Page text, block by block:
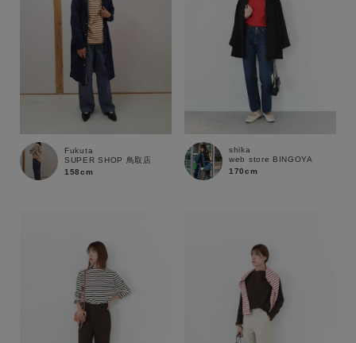
Fukuta
SUPER SHOP 鳥取店
158cm
shika
web store BINGOYA
170cm